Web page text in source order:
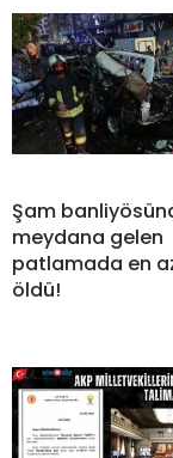
Şam
meydana gelen
patlamada en
öldü!